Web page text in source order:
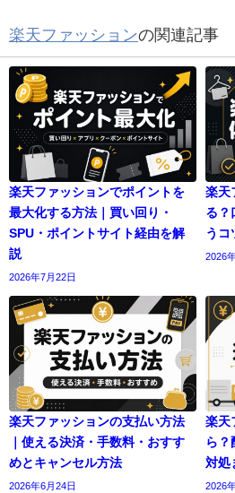
楽天ファッションの関連記事
楽天ファッションでポイントを
最大化する方法｜買い回り・
SPU・ポイントサイト経由を解
説
2026年7月22日
楽天
る？
うコ
2026
楽天ファッションの支払い方法
｜使える決済・手数料・おすす
めとキャンセル方法
2026年6月24日
楽天
ら？
対処
2026